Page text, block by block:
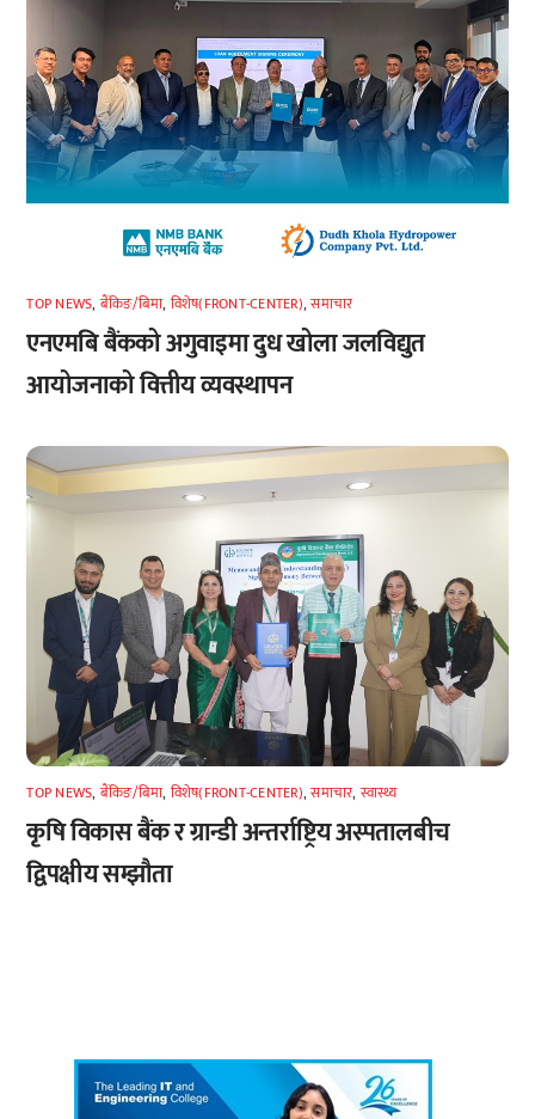
TOP NEWS, बैंकिङ/बिमा, विशेष(FRONT-CENTER),समाचार
एनएमबि बैंकको अगुवाइमा दुध खोला जलविद्युत
आयोजनाको वित्तीय व्यवस्थापन
TOP NEWS, बैंकिङ/बिमा, विशेष(FRONT-CENTER),समाचार, स्वास्थ्य
कृषि विकास बैंक र ग्रान्डी अन्तर्राष्ट्रिय अस्पतालबीच
द्विपक्षीय सम्झौता